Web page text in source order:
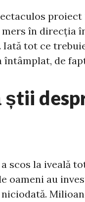
în direcția
tot ce
întâmplat, de
scos la iveală
oameni au